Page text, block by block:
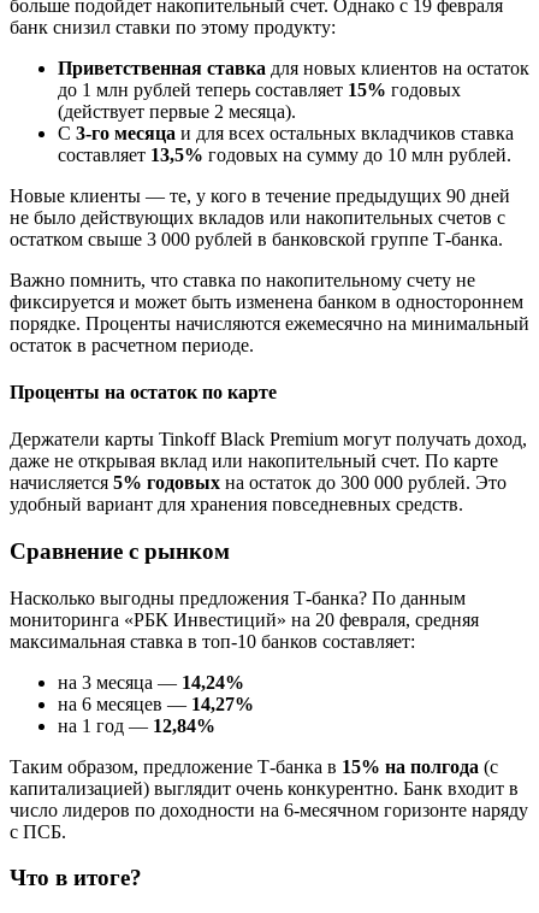
больше подойдет накопительный счет. Однако с 19 февраля
банк снизил ставки по этому продукту:
Приветственная ставка для новых клиентов на остаток
до 1 млн рублей теперь составляет 15% годовых
(действует первые 2 месяца).
С 3-го месяца и для всех остальных вкладчиков ставка
составляет 13,5% годовых на сумму до 10 млн рублей.
Новые клиенты — те, у кого в течение предыдущих 90 дней
не было действующих вкладов или накопительных счетов с
остатком свыше 3 000 рублей в банковской группе Т-банка.
Важно помнить, что ставка по накопительному счету не
фиксируется и может быть изменена банком в одностороннем
порядке. Проценты начисляются ежемесячно на минимальный
остаток в расчетном периоде.
Проценты на остаток по карте
Держатели карты Tinkoff Black Premium могут получать доход,
даже не открывая вклад или накопительный счет. По карте
начисляется 5% годовых на остаток до 300 000 рублей. Это
удобный вариант для хранения повседневных средств.
Сравнение с рынком
Насколько выгодны предложения Т-банка? По данным
мониторинга «РБК Инвестиций» на 20 февраля, средняя
максимальная ставка в топ-10 банков составляет:
на 3 месяца — 14,24%
на 6 месяцев — 14,27%
на 1 год — 12,84%
Таким образом, предложение Т-банка в 15% на полгода (с
капитализацией) выглядит очень конкурентно. Банк входит в
число лидеров по доходности на 6-месячном горизонте наряду
с ПСБ.
Что в итоге?